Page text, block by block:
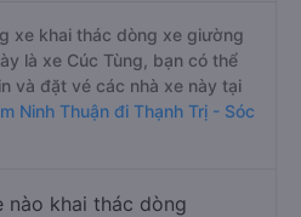
xe khai thác dòng xe giường
là xe Cúc Tùng, bạn có thể
và đặt vé các nhà xe này tại
Ninh Thuận đi Thạnh Trị - Sóc
nào khai thác dòng